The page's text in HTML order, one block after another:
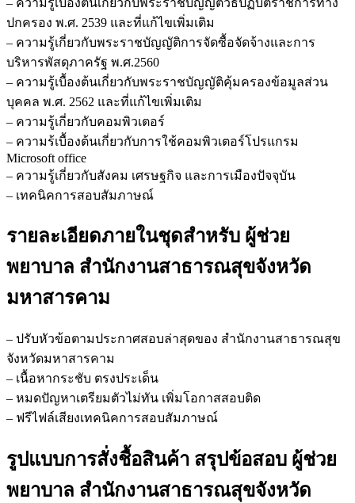
ปกครอง พ.ศ. 2539 และที่แก้ไขเพิ่มเติม
– ความรู้เกี่ยวกับพระราชบัญญัติการจัดซื้อจัดจ้างและการ
บริหารพัสดุภาครัฐ พ.ศ.2560
– ความรู้เบื้องต้นเกี่ยวกับพระราชบัญญัติคุ้มครองข้อมูลส่วน
บุคคล พ.ศ. 2562 และที่แก้ไขเพิ่มเติม
– ความรู้เกี่ยวกับคอมพิวเตอร์
– ความร้เบื้องต้นเกี่ยวกับการใช้คอมพิวเตอร์โปรแกรม
Microsoft office
– ความรู้เกี่ยวกับสังคม เศรษฐกิจ และการเมืองปัจจุบัน
– เทคนิคการสอบสัมภาษณ์
รายละเอียดภายในชุดสำหรับ ผู้ช่วย
พยาบาล สำนักงานสาธารณสุขจังหวัด
มหาสารคาม
– ปรับหัวข้อตามประกาศสอบล่าสุดของ สำนักงานสาธารณสุข
จังหวัดมหาสารคาม
– เนื้อหากระชับ ตรงประเด็น
– หมดปัญหาเตรียมตัวไม่ทัน เพิ่มโอกาสสอบติด
– ฟรีไฟล์เสียงเทคนิคการสอบสัมภาษณ์
รูปแบบการสั่งชื้อสินค้า สรุปข้อสอบ ผู้ช่วย
พยาบาล สำนักงานสาธารณสุขจังหวัด